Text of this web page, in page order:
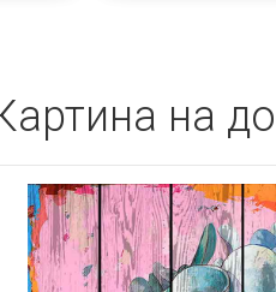
на